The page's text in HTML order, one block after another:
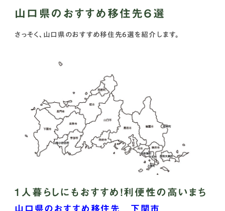
山口県のおすすめ移住先６選
さっそく、山口県のおすすめ移住先6選を紹介します。
1人暮らしにもおすすめ！利便性の高いまち
山口県のおすすめ移住先 下関市